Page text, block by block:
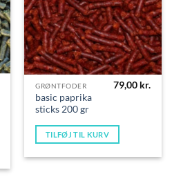
GRØNTFODER
basic paprika
sticks 200 gr
79,00 kr.
TILFØJ TIL KURV